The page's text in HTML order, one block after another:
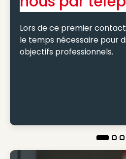
Lors de ce premier
le temps nécessaire pour
objectifs professionnels.